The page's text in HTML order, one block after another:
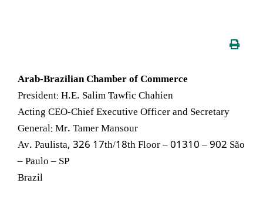
Arab-Brazilian Chamber of Commerce
President: H.E. Salim Tawfic Chahien
Acting CEO-Chief Executive Officer and Secretary
General: Mr. Tamer Mansour
Av. Paulista, 326 17th/18th Floor – 01310 – 902 São
Paulo – SP –
Brazil